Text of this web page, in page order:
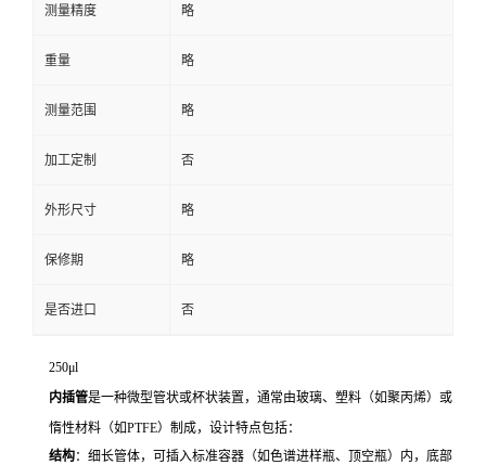
测量精度 略
重量 略
测量范围 略
加工定制 否
外形尺寸 略
保修期 略
是否进口 否
250μl
内插管是一种微型管状或杯状装置，通常由玻璃、塑料（如聚丙烯）或
惰性材料（如PTFE）制成，设计特点包括：
结构：细长管体，可插入标准容器（如色谱进样瓶、顶空瓶）内，底部